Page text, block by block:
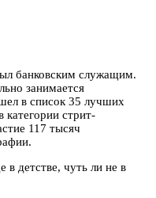
банковским служащим.
занимается
в список 35 лучших
стрит-
117 тысяч
в детстве, чуть ли не в